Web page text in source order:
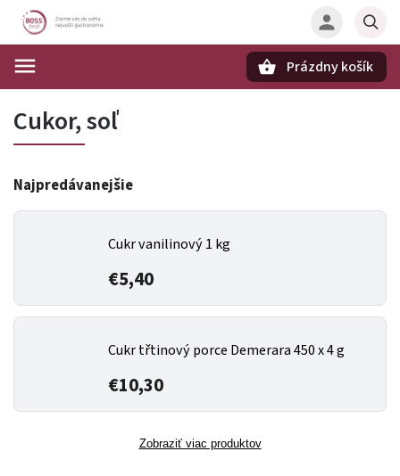
Prázdny košík
Cukor, soľ
Najpredávanejšie
Cukr vanilinový 1 kg
€5,40
Cukr třtinový porce Demerara 450 x 4 g
€10,30
Zobraziť viac produktov